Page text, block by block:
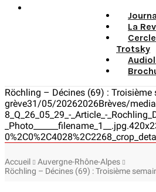
La
Trotsky
Röchling – Décines (69) : Troisième
grève31/05/20262026Brèves/
8_Q_26_05_29_-_Article_-
Accueil
Auvergne-Rhône-Alpes
Röchling – Décines (69) : Troisième